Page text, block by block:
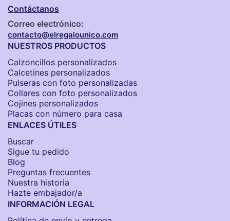
Contáctanos
Correo electrónico:
contacto@elregalounico.com
NUESTROS PRODUCTOS
Calzoncillos personalizados​
Calcetines personalizados
Pulseras con foto personalizadas
Collares con foto personalizados
Cojines personalizados
Placas con número para casa
ENLACES ÚTILES
Buscar
Sigue tu pedido
Blog
Preguntas frecuentes
Nuestra historia
Hazte embajador/a
INFORMACIÓN LEGAL